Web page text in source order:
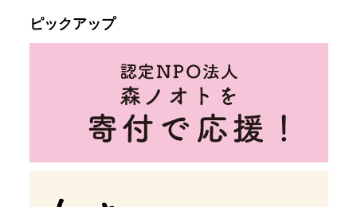
ピックアップ